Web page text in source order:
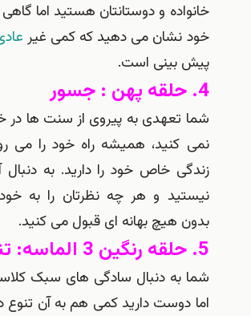
و دوستانتان هستید اما گاهی رفتارهایی از
می دهید که کمی غیرعادیو غیر قابل
است.
به پیروی از سنت ها در خود احساس
همیشه راه خود را می روید و شیوه
خاص خود را دارید. به دنبال آخرین مدها
و هر چه نظرتان را به خود جلب کند،
هیچ بهانه ای قبول می کنید.
دنبال سادگی های سبک کلاسیک هستید
دارید کمی هم به آن تنوع دهید. از آنجا